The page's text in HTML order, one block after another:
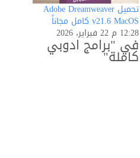
تحميل Adobe Dreamweaver
v21.6 MacOS كامل مجاناً
12:28 م 22 فبراير، 2026
في "برامج ادوبي
كاملة"